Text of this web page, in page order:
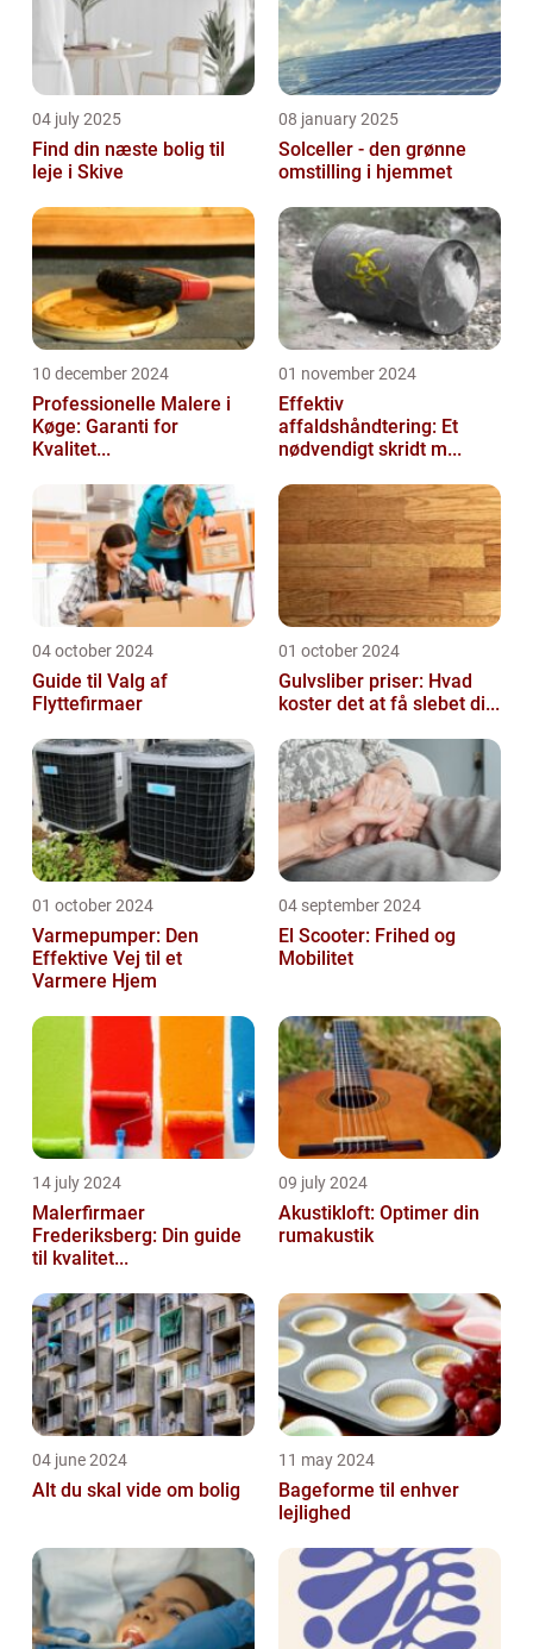
04 july 2025
Find din næste bolig til
leje i Skive
08 january 2025
Solceller - den grønne
omstilling i hjemmet
10 december 2024
Professionelle Malere i
Køge: Garanti for
Kvalitet...
01 november 2024
Effektiv
affaldshåndtering: Et
nødvendigt skridt m...
04 october 2024
Guide til Valg af
Flyttefirmaer
01 october 2024
Gulvsliber priser: Hvad
koster det at få slebet di...
01 october 2024
Varmepumper: Den
Effektive Vej til et
Varmere Hjem
04 september 2024
El Scooter: Frihed og
Mobilitet
14 july 2024
Malerfirmaer
Frederiksberg: Din guide
til kvalitet...
09 july 2024
Akustikloft: Optimer din
rumakustik
04 june 2024
Alt du skal vide om bolig
11 may 2024
Bageforme til enhver
lejlighed